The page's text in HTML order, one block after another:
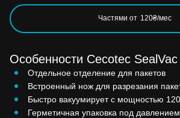
Частями от 120₴/мес
Особенности Cecotec
Отдельное отделение для пакетов
Встроенный нож для разрезания
Быстро вакуумирует с мощностью
Герметичная упаковка под